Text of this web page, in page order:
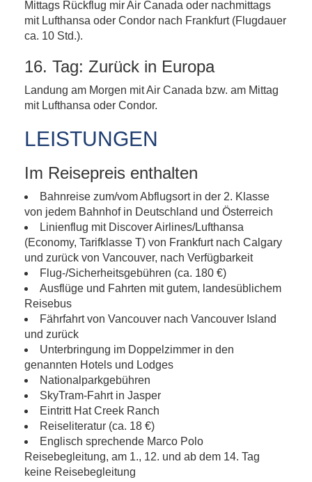
Mittags Rückflug mir Air Canada oder nachmittags
mit Lufthansa oder Condor nach Frankfurt (Flugdauer
ca. 10 Std.).
16. Tag: Zurück in Europa
Landung am Morgen mit Air Canada bzw. am Mittag
mit Lufthansa oder Condor.
LEISTUNGEN
Im Reisepreis enthalten
Bahnreise zum/vom Abflugsort in der 2. Klasse
von jedem Bahnhof in Deutschland und Österreich
Linienflug mit Discover Airlines/Lufthansa
(Economy, Tarifklasse T) von Frankfurt nach Calgary
und zurück von Vancouver, nach Verfügbarkeit
Flug-/Sicherheitsgebühren (ca. 180 €)
Ausflüge und Fahrten mit gutem, landesüblichem
Reisebus
Fährfahrt von Vancouver nach Vancouver Island
und zurück
Unterbringung im Doppelzimmer in den
genannten Hotels und Lodges
Nationalparkgebühren
SkyTram-Fahrt in Jasper
Eintritt Hat Creek Ranch
Reiseliteratur (ca. 18 €)
Englisch sprechende Marco Polo
Reisebegleitung, am 1., 12. und ab dem 14. Tag
keine Reisebegleitung